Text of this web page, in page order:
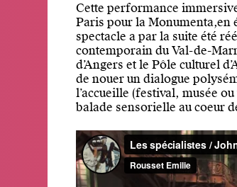
Cette performance
Paris pour la Monumenta,en
spectacle a par la suite été
contemporain du Val-de-
d’Angers et le Pôle culturel
de nouer un dialogue
l’accueille (festival, musée
balade sensorielle au coeur